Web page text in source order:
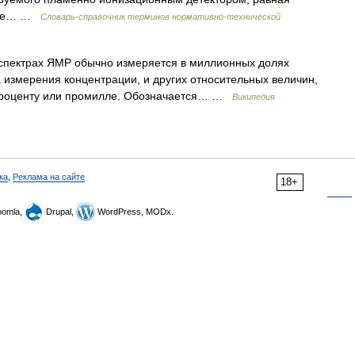
…
Словарь-справочник терминов нормативно-технической
ЯМР обычно измеряется в миллионных долях
концентрации, и других относительных величин,
или промилле. Обозначается… …
Википедия
18+
Реклама на сайте
Drupal, WordPress, MODx.